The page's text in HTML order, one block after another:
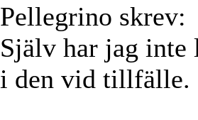
Pellegrino skrev:
Själv har jag inte
i den vid tillfälle.